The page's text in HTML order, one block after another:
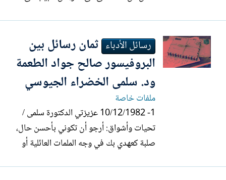
ثم آخر اختصاصي بأمراض الضغط العالي،
وكل واحد من هؤلاء يجري عليّ مجموعة من
التجارب وكأني أرنب او...
رسائل الأدباء ثمان رسائل بين
البروفيسور صالح جواد الطعمة
ود. سلمى الخضراء الجيوسي
ملفات خاصة
1- 10/12/1982 عزيزتي الدكتورة سلمى /
تحيات وأشواق: أرجو أن تكوني بأحسن حال،
صلبة كعهدي بك في وجه الملمات العائلية أو